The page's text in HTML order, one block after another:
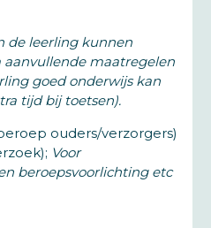
de leerling kunnen
maatregelen
goed onderwijs kan
tijd bij toetsen).
ouders/verzorgers)
Voor
beroepsvoorlichting etc